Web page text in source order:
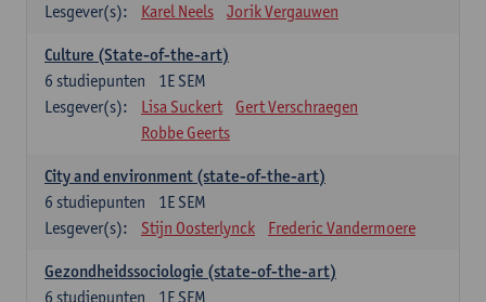
Lesgever(s):
Karel Neels Jorik Vergauwen
Culture (State-of-the-art)
1E SEM
6 studiepunten
Lesgever(s):
Lisa Suckert
Gert Verschraegen
Robbe Geerts
City and environment (state-of-the-art)
1E SEM
6 studiepunten
Lesgever(s):
Stijn Oosterlynck Frederic Vandermoere
Gezondheidssociologie (state-of-the-art)
1E SEM
6 studiepunten